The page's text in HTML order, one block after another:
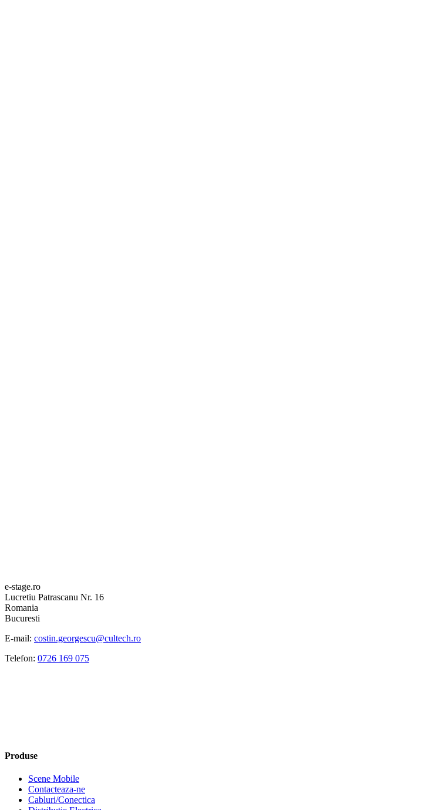
e-stage.ro
Lucretiu Patrascanu Nr. 16
Romania
Bucuresti
E-mail: costin.georgescu@cultech.ro
Telefon: 0726 169 075
Produse
Scene Mobile
Contacteaza-ne
Cabluri/Conectica